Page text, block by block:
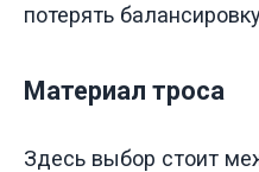
потерять
Материал троса
Здесь выбор стоит